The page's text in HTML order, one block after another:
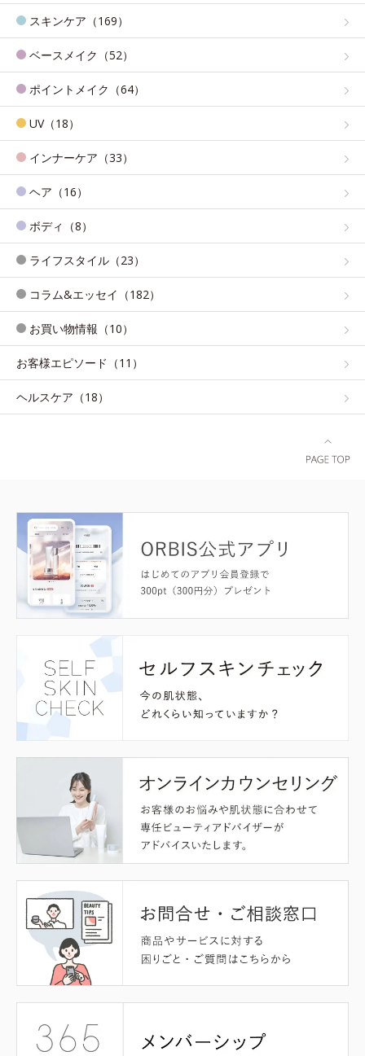
スキンケア（169）
ベースメイク（52）
ポイントメイク（64）
UV（18）
インナーケア（33）
ヘア（16）
ボディ（8）
ライフスタイル（23）
コラム&エッセイ（182）
お買い物情報（10）
お客様エピソード（11）
ヘルスケア（18）